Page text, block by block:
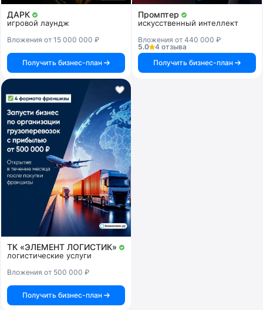
ДАРК
игровой лаундж
Вложения от 15 000 000 ₽
Получить бизнес-план
Промптер
искусственный интеллект
Вложения от 440 000 ₽
5.0
4 отзыва
Получить бизнес-план
ТК «ЭЛЕМЕНТ ЛОГИСТИК»
логистические услуги
Вложения от 500 000 ₽
Получить бизнес-план